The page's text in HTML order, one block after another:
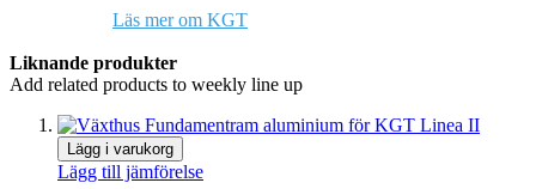
Läs mer om KGT
Liknande produkter
Add related products to weekly line up
Lägg i varukorg
Lägg till jämförelse